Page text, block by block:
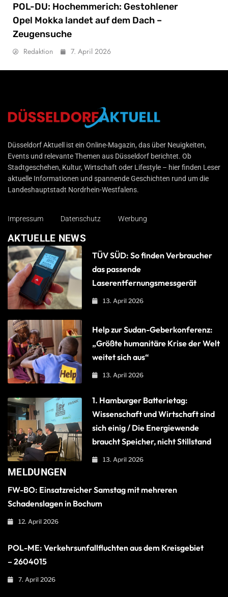
POL-DU: Hochemmerich: Gestohlener
Opel Mokka landet auf dem Dach –
Zeugensuche
Redaktion 7. April 2026
Düsseldorf Aktuell
Düsseldorf Aktuell ist ein Online-Magazin, das über Neuigkeiten,
Events und relevante Themen aus Düsseldorf berichtet. Ob
Stadtgeschehen, Kultur, Wirtschaft oder Lifestyle – hier finden Leser
aktuelle Informationen und spannende Geschichten rund um die
Landeshauptstadt Nordrhein-Westfalens.
Impressum Datenschutz Werbung
AKTUELLE NEWS
TÜV SÜD: So finden Verbraucher
das passende
Laserentfernungsmessgerät
13. April 2026
Help zur Sudan-Geberkonferenz:
„Größte humanitäre Krise der Welt
weitet sich aus“
13. April 2026
1. Hamburger Batterietag:
Wissenschaft und Wirtschaft sind
sich einig / Die Energiewende
braucht Speicher, nicht Stillstand
13. April 2026
MELDUNGEN
FW-BO: Einsatzreicher Samstag mit mehreren
Schadenslagen in Bochum
12. April 2026
POL-ME: Verkehrsunfallfluchten aus dem Kreisgebiet
– 2604015
7. April 2026